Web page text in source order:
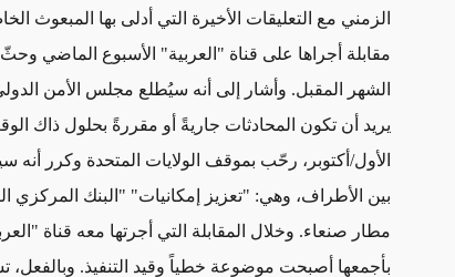
الزمني مع التعليقات الأخيرة التي أدلى بها المبعوث
مقابلة أجراها على قناة "العربية" الأسبوع الماضي
الشهر المقبل. وأشار إلى أنه سيُطلع مجلس الأمن
الأول/أكتوبر، رحّب بموقف الولايات المتحدة وكرر أنه
بين الأطراف، وهي: "تعزيز إمكانيات" "البنك المركزي
مطار صنعاء. وخلال المقابلة التي أجرتها معه قناة
بأجمعها أصبحت موضوعة خطياً وقيد التنفيذ. وبالفعل،